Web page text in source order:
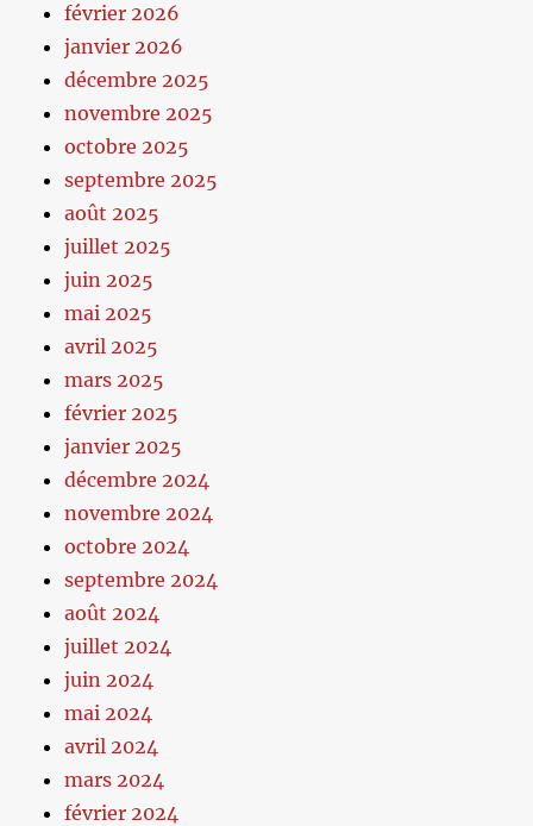
février 2026
janvier 2026
décembre 2025
novembre 2025
octobre 2025
septembre 2025
août 2025
juillet 2025
juin 2025
mai 2025
avril 2025
mars 2025
février 2025
janvier 2025
décembre 2024
novembre 2024
octobre 2024
septembre 2024
août 2024
juillet 2024
juin 2024
mai 2024
avril 2024
mars 2024
février 2024